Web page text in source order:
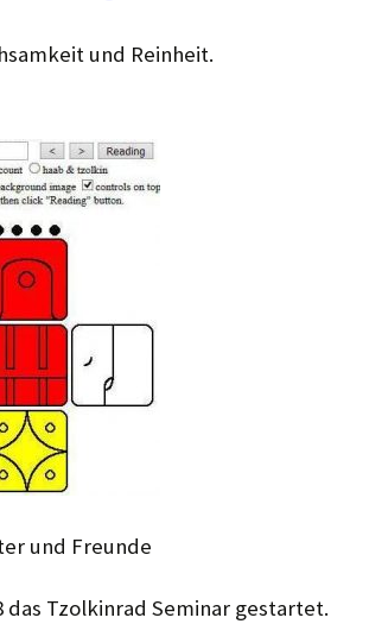
und Reinheit.
und Freunde
das Tzolkinrad Seminar gestartet.